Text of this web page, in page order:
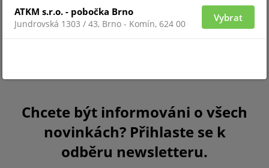
Chcete být informováni o všech
novinkách? Přihlaste se k
odběru newsletteru.
ATKM s.r.o. - pobočka Brno
Jundrovská 1303 / 43, Brno - Komín, 624 00
Vybrat